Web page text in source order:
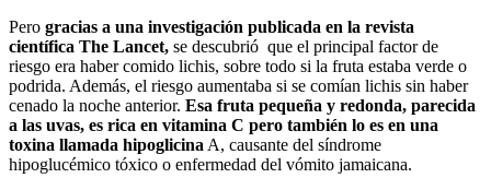
Pero gracias a una investigación publicada en la revista
científica The Lancet, se descubrió que el principal factor de
riesgo era haber comido lichis, sobre todo si la fruta estaba verde o
podrida. Además, el riesgo aumentaba si se comían lichis sin haber
cenado la noche anterior. Esa fruta pequeña y redonda, parecida
a las uvas, es rica en vitamina C pero también lo es en una
toxina llamada hipoglicina A, causante del síndrome
hipoglucémico tóxico o enfermedad del vómito jamaicana.